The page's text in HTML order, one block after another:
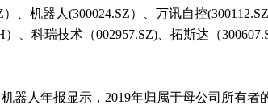
、机器人(300024.SZ）、万讯自控
、科瑞技术（002957.SZ)、拓斯达（
器人年报显示，2019年归属于母公司所有者